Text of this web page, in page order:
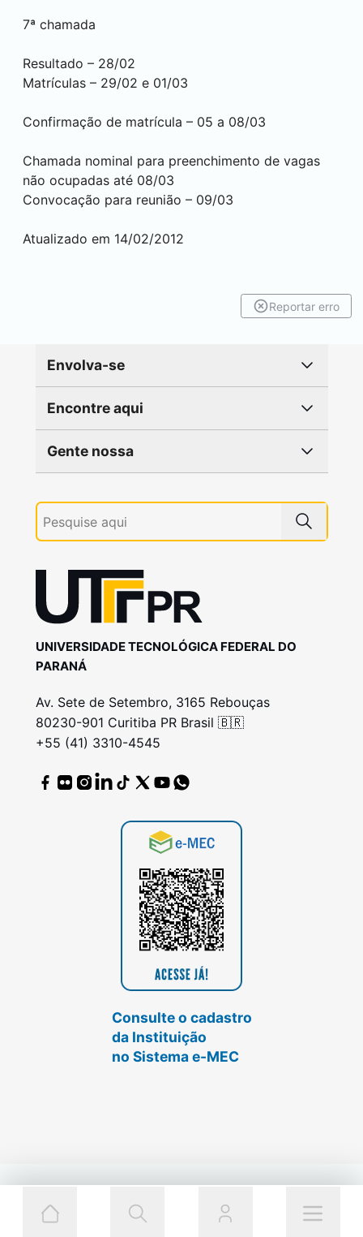
7ª chamada
Resultado – 28/02
Matrículas – 29/02 e 01/03
Confirmação de matrícula – 05 a 08/03
Chamada nominal para preenchimento de vagas
não ocupadas até 08/03
Convocação para reunião – 09/03
Atualizado em 14/02/2012
Reportar erro
Envolva-se
Encontre aqui
Gente nossa
UNIVERSIDADE TECNOLÓGICA FEDERAL DO
PARANÁ
Av. Sete de Setembro, 3165 Rebouças
80230-901 Curitiba PR Brasil 🇧🇷
+55 (41) 3310-4545
Consulte o cadastro
da Instituição
no Sistema e-MEC